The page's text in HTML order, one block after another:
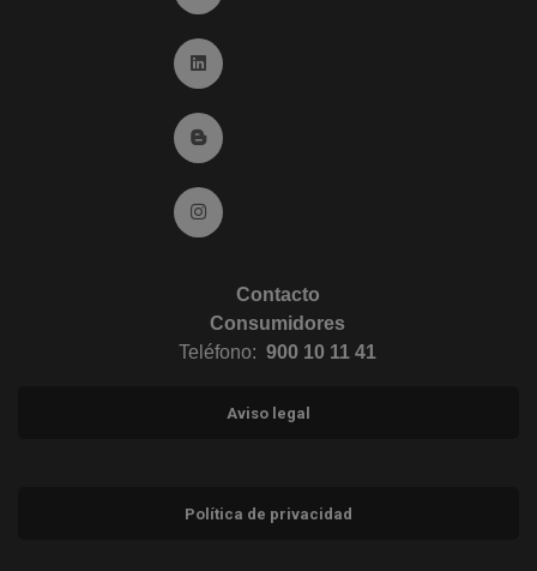
Ir a Linkedin (abre en ventana nueva)
Ir al Blog (abre en ventana nueva)
Ir a Instagram (abre en ventana nueva)
Contacto
Consumidores
Teléfono: 900 10 11 41
Aviso legal
Política de privacidad